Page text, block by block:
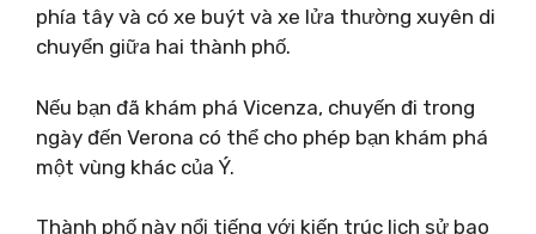
phía tây và có xe buýt và xe lửa thường xuyên di
chuyển giữa hai thành phố.
Nếu bạn đã khám phá Vicenza, chuyến đi trong
ngày đến Verona có thể cho phép bạn khám phá
một vùng khác của Ý.
Thành phố này nổi tiếng với kiến ​​trúc lịch sử bao